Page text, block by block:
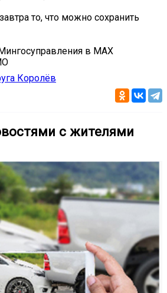
то, что можно сохранить
в MAX
Королёв
с жителями